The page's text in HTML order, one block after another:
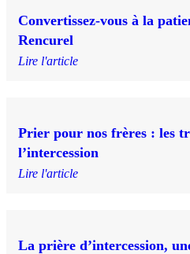
Convertissez-vous à la
Rencurel
Lire l'article
Prier pour nos frères : les
l’intercession
Lire l'article
La prière d’intercession,